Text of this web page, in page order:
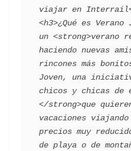
viajar en
<h3>¿Qué es
un <strong>verano
haciendo nuevas
rincones más
Joven, una
chicos y chicas de
</strong>que
vacaciones
precios muy
de playa o de